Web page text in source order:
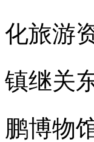
化旅游
镇继关
鹏博物